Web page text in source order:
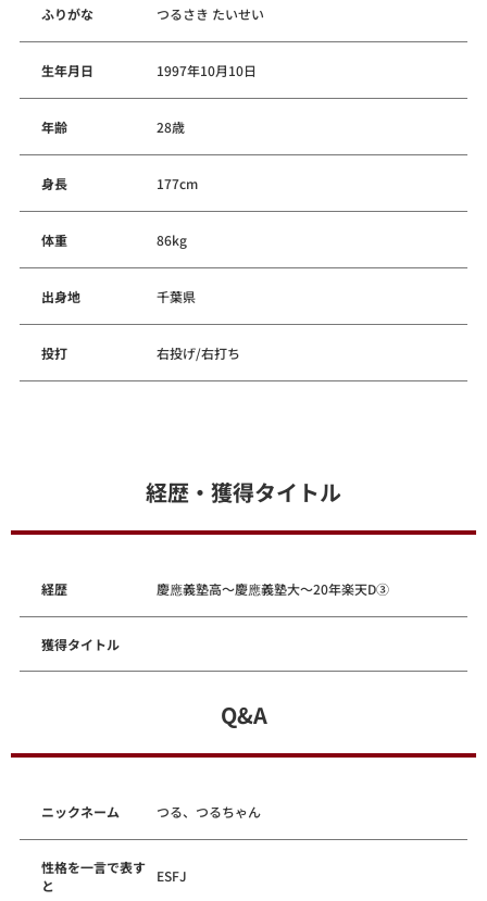
ふりがな つるさき たいせい
生年月日 1997年10月10日
年齢 28歳
身長 177cm
体重 86kg
出身地 千葉県
投打 右投げ/右打ち
経歴・獲得タイトル
経歴 慶應義塾高～慶應義塾大～20年楽天D③
獲得タイトル
Q&A
ニックネーム つる、つるちゃん
性格を一言で表す
と
ESFJ